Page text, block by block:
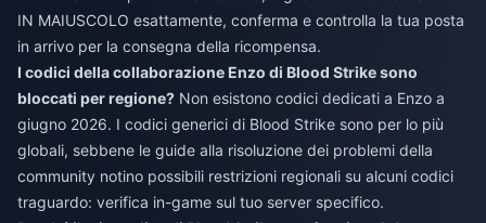
IN MAIUSCOLO esattamente, conferma e controlla la tua posta
in arrivo per la consegna della ricompensa.
I codici della collaborazione Enzo di Blood Strike sono
bloccati per regione? Non esistono codici dedicati a Enzo a
giugno 2026. I codici generici di Blood Strike sono per lo più
globali, sebbene le guide alla risoluzione dei problemi della
community notino possibili restrizioni regionali su alcuni codici
traguardo: verifica in-game sul tuo server specifico.